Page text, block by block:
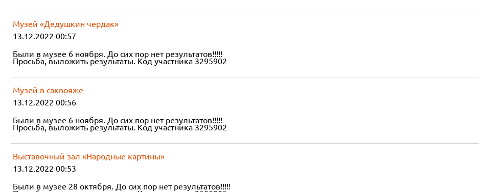
Музей «Дедушкин чердак»
13.12.2022 00:57
Были в музее 6 ноября. До сих пор нет результатов!!!!!
Просьба, выложить результаты. Код участника 3295902
Музей в саквояже
13.12.2022 00:56
Были в музее 6 ноября. До сих пор нет результатов!!!!!
Просьба, выложить результаты. Код участника 3295902
Выставочный зал «Народные картины»
13.12.2022 00:53
Были в музее 28 октября. До сих пор нет результатов!!!!!